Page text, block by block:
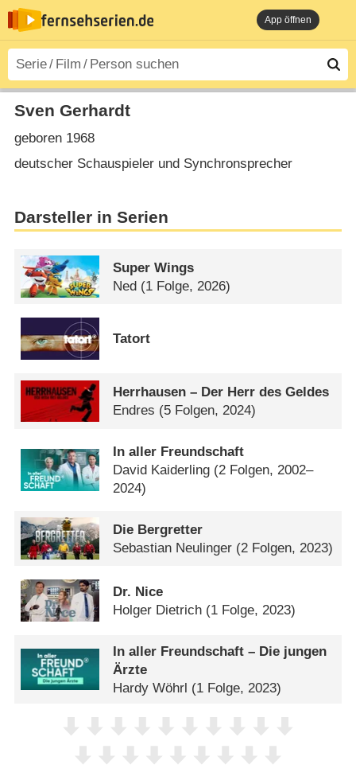
App öffnen
Sven Gerhardt
geboren 1968
deutscher Schauspieler und Synchronsprecher
Darsteller in Serien
Super Wings
Ned (1 Folge, 2026)
Tatort
Herrhausen – Der Herr des Geldes
Endres (5 Folgen, 2024)
In aller Freundschaft
David Kaiderling (2 Folgen, 2002–
2024)
Die Bergretter
Sebastian Neulinger (2 Folgen, 2023)
Dr. Nice
Holger Dietrich (1 Folge, 2023)
In aller Freundschaft – Die jungen
Ärzte
Hardy Wöhrl (1 Folge, 2023)